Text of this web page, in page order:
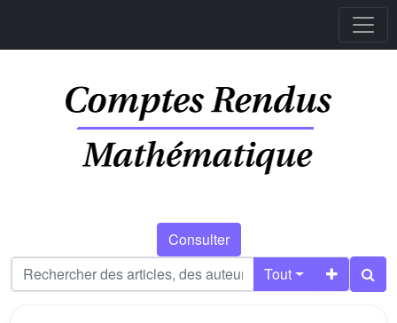
Consulter
Tout